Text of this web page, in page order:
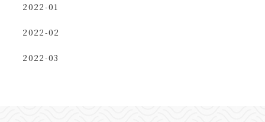
2022-01
2022-02
2022-03